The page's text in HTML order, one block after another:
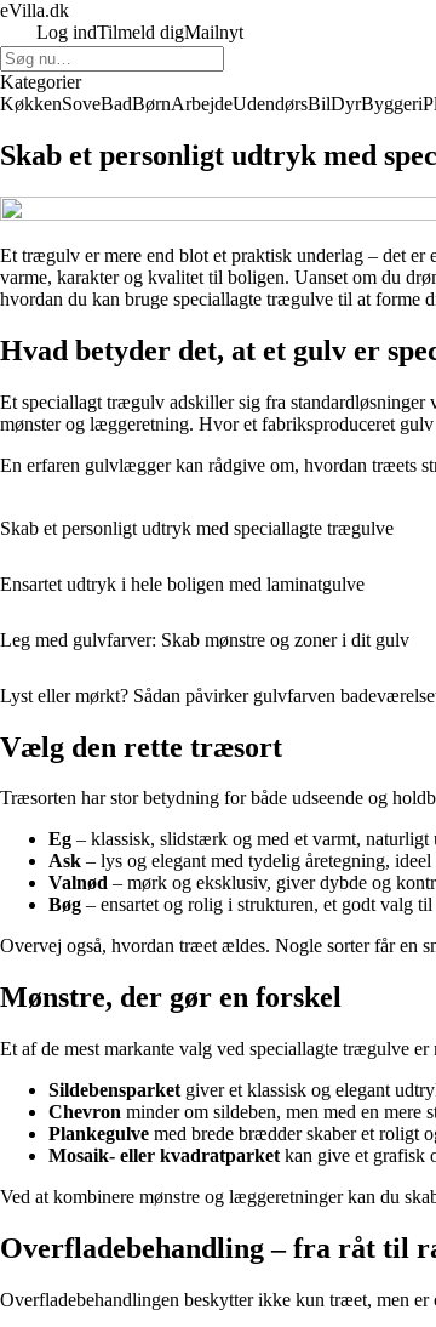
eVilla.dk
Log indTilmeld digMailnyt
Kategorier
KøkkenSoveBadBørnArbejdeUdendørsBilDyrByggeri
Skab et personligt udtryk med
Et trægulv er mere end blot et praktisk underlag – det
varme, karakter og kvalitet til boligen. Uanset om du
hvordan du kan bruge speciallagte trægulve til at forme
Hvad betyder det, at et gulv er
Et speciallagt trægulv adskiller sig fra standardløsninger
mønster og læggeretning. Hvor et fabriksproduceret
En erfaren gulvlægger kan rådgive om, hvordan træets
Skab et personligt udtryk med speciallagte trægulve
Ensartet udtryk i hele boligen med laminatgulve
Leg med gulvfarver: Skab mønstre og zoner i dit gulv
Lyst eller mørkt? Sådan påvirker gulvfarven
Vælg den rette træsort
Træsorten har stor betydning for både udseende og
Eg – klassisk, slidstærk og med et varmt,
Ask – lys og elegant med tydelig åretegning,
Valnød – mørk og eksklusiv, giver dybde og
Bøg – ensartet og rolig i strukturen, et godt valg
Overvej også, hvordan træet ældes. Nogle sorter får en
Mønstre, der gør en forskel
Et af de mest markante valg ved speciallagte trægulve
Sildebensparket giver et klassisk og elegant
Chevron minder om sildeben, men med en mere
Plankegulve med brede brædder skaber et roligt
Mosaik- eller kvadratparket kan give et grafisk
Ved at kombinere mønstre og læggeretninger kan du
Overfladebehandling – fra råt til
Overfladebehandlingen beskytter ikke kun træet, men